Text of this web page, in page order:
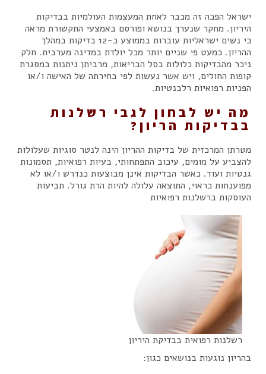
ישראל הפכה זה מכבר לאחת המעצמות העולמיות בבדיקות
היריון. מחקר שנערך בנושא ופורסם באמצעי התקשורת מראה
כי נשים ישראליות עוברות בממוצע כ-12 בדיקות במהלך
ההריון. כמעט פי שניים יותר מכל יולדת במדינה מערבית. חלק
ניכר מהבדיקות כלולות בסל הבריאות, מרביתן ניתנות במסגרת
קופות החולים, ויש אשר נעשות לפי בחירתה של האישה ו/או
הפניות רפואיות רלבנטיות.
מה יש לבחון לגבי רשלנות
בבדיקות הריון?
מטרתן המרכזית של בדיקות ההריון הינה לנטר סוגיות שעלולות
להצביע על מומים, עיכוב התפתחותי, בעיות רפואיות, תסמונות
גנטיות ועוד. כאשר הבדיקות אינן מבוצעות כנדרש ו/או לא
מפוענחות כראוי, התוצאה עלולה להיות הרת גורל. תביעות
העוסקות ברשלנות רפואיות
רשלנות רפואית בבדיקת היריון
בהריון נוגעות בנושאים כגון: